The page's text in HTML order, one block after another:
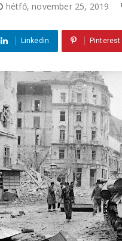
hétfő, november 25, 2019
Linkedin Pinterest